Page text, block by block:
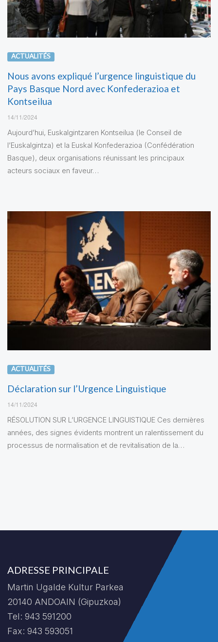
ACTUALITÉS
Nous avons expliqué l’urgence linguistique du
Pays Basque Nord avec Konfederazioa et
Kontseilua
14/11/2024
Aujourd’hui, Euskalgintzaren Kontseilua (le Conseil de
l’Euskalgintza) et la Euskal Konfederazioa (Confédération
Basque), deux organisations réunissant les principaux
acteurs sociaux en faveur…
ACTUALITÉS
Déclaration sur l’Urgence Linguistique
14/11/2024
RÉSOLUTION SUR L’URGENCE LINGUISTIQUE Ces dernières
années, des signes évidents montrent un ralentissement du
processus de normalisation et de revitalisation de la…
ADRESSE PRINCIPALE
Martin Ugalde Kultur Parkea
20140 ANDOAIN (Gipuzkoa)
Tel: 943 591200
Fax: 943 593051